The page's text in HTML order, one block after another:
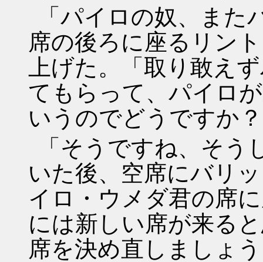
「パイロの奴、ま
席の後ろに座るリン
上げた。「取り敢え
てもらって、パイロ
いうのでどうですか
「そうですね、そ
いた後、空席にバリ
イロ・ウメダ君の席
には新しい席が来る
席を決め直しましょ